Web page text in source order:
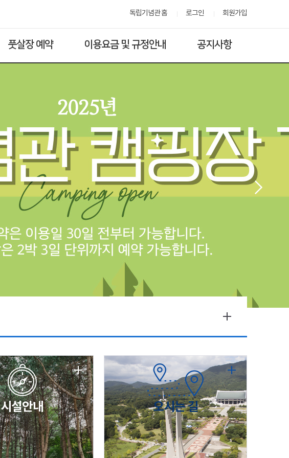
독립기념관 홈 로그인 회원가입
풋살장 예약 이용요금 및 규정안내 공지사항
시설안내 오시는 길